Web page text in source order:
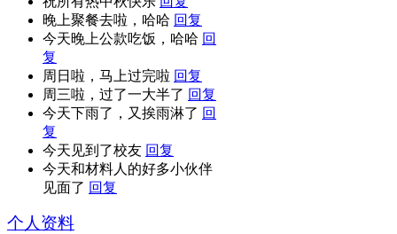
晚上聚餐去啦，哈哈 回复
今天晚上公款吃饭，哈哈 回
复
周日啦，马上过完啦 回复
周三啦，过了一大半了 回复
今天下雨了，又挨雨淋了 回
复
今天见到了校友 回复
今天和材料人的好多小伙伴
见面了 回复
个人资料